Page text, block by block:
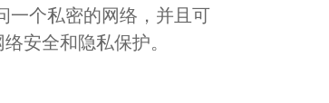
一个私密的网络，并且可
安全和隐私保护。